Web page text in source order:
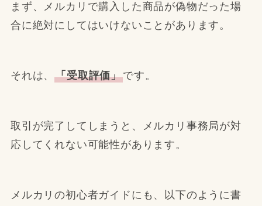
まず、メルカリで購入した商品が偽物だった場
合に絶対にしてはいけないことがあります。
それは、「受取評価」です。
取引が完了してしまうと、メルカリ事務局が対
応してくれない可能性があります。
メルカリの初心者ガイドにも、以下のように書